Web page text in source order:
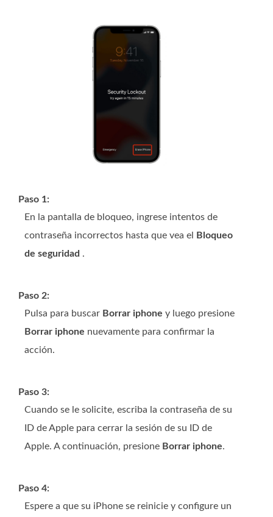
Paso 1:
En la pantalla de bloqueo, ingrese intentos de
contraseña incorrectos hasta que vea el
Bloqueo
de seguridad .
Paso 2:
Pulsa para buscar Borrar iphone y luego presione
Borrar iphone nuevamente para confirmar la
acción.
Paso 3:
Cuando se le solicite, escriba la contraseña de su
ID de Apple para cerrar la sesión de su ID de
Apple. A continuación, presione Borrar iphone.
Paso 4:
Espere a que su iPhone se reinicie y configure un